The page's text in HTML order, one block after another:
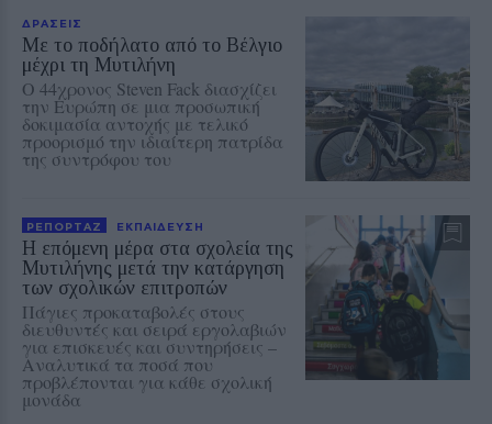
ΔΡΑΣΕΙΣ
Με το ποδήλατο από το Βέλγιο
μέχρι τη Μυτιλήνη
Ο 44χρονος Steven Fack διασχίζει
την Ευρώπη σε μια προσωπική
δοκιμασία αντοχής με τελικό
προορισμό την ιδιαίτερη πατρίδα
της συντρόφου του
ΡΕΠΟΡΤΑΖ ΕΚΠΑΙΔΕΥΣΗ
Η επόμενη μέρα στα σχολεία της
Μυτιλήνης μετά την κατάργηση
των σχολικών επιτροπών
Πάγιες προκαταβολές στους
διευθυντές και σειρά εργολαβιών
για επισκευές και συντηρήσεις –
Αναλυτικά τα ποσά που
προβλέπονται για κάθε σχολική
μονάδα